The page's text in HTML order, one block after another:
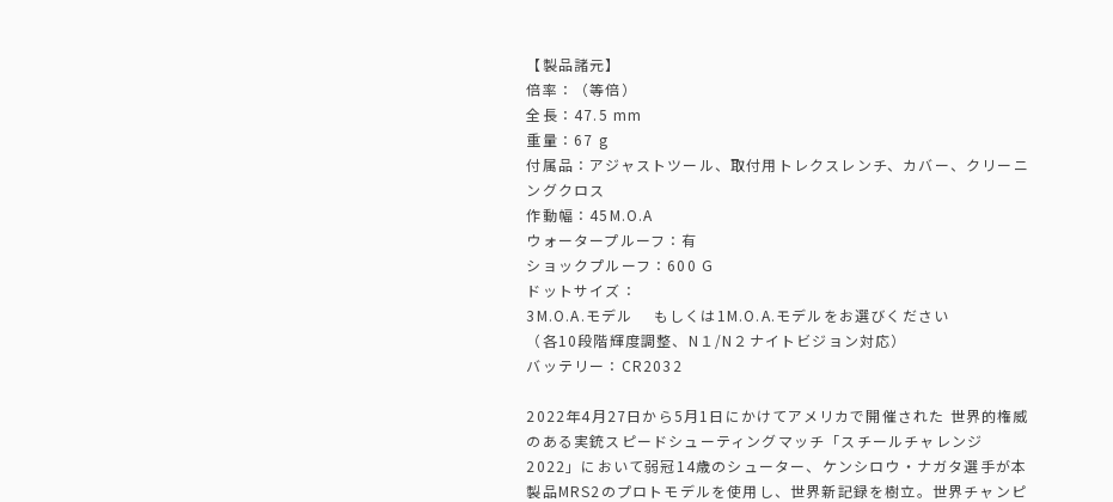
【製品諸元】
倍率：（等倍）
全長：47.5 mm
重量：67 g
付属品：アジャストツール、取付用トレクスレンチ、カバー、クリーニ
ングクロス
作動幅：45M.O.A
ウォータープルーフ：有
ショックプルーフ：600 G
ドットサイズ：
3M.O.A.モデル もしくは1M.O.A.モデルをお選びください
（各10段階輝度調整、N１/N２ナイトビジョン対応）
バッテリー：CR2032
2022年4月27日から5月1日にかけてアメリカで開催された 世界的権威
のある実銃スピードシューティングマッチ「スチールチャレンジ
2022」において弱冠14歳のシューター、ケンシロウ・ナガタ選手が本
製品MRS2のプロトモデルを使用し、世界新記録を樹立。世界チャンピ